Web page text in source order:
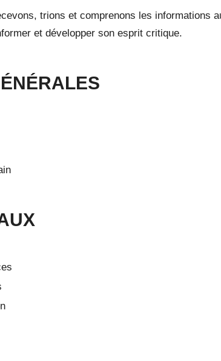
trions et comprenons les informations
et développer son esprit critique.